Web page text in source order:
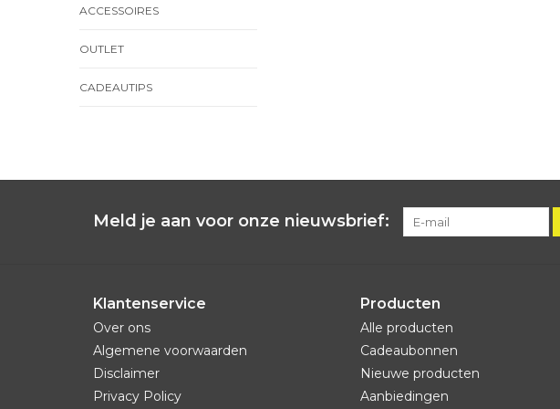
ACCESSOIRES
OUTLET
CADEAUTIPS
Meld je aan voor onze nieuwsbrief:
Klantenservice
Over ons
Algemene voorwaarden
Disclaimer
Privacy Policy
Producten
Alle producten
Cadeaubonnen
Nieuwe producten
Aanbiedingen